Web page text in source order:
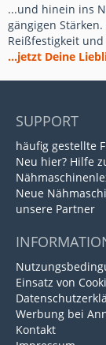
...und hinein ins
gängigen
Reißfestigkeit
...jetzt Deine
SUPPORT
häufig gestellte
Neu hier? Hilfe
Neue
unsere Partner
Einsatz von
Werbung bei
Kontakt